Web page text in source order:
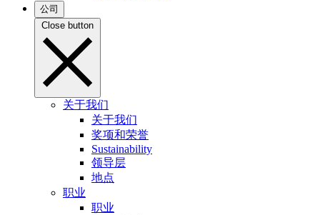
公司
Close button
关于我们
关于我们
奖项和荣誉
Sustainability
领导层
地点
职业
职业